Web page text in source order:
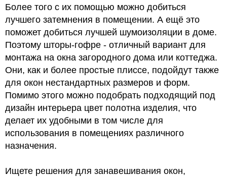
Более того с их помощью можно добиться
лучшего затемнения в помещении. А ещё это
поможет добиться лучшей шумоизоляции в доме.
Поэтому шторы-гофре - отличный вариант для
монтажа на окна загородного дома или коттеджа.
Они, как и более простые плиссе, подойдут также
для окон нестандартных размеров и форм.
Помимо этого можно подобрать подходящий под
дизайн интерьера цвет полотна изделия, что
делает их удобными в том числе для
использования в помещениях различного
назначения.
Ищете решения для занавешивания окон,